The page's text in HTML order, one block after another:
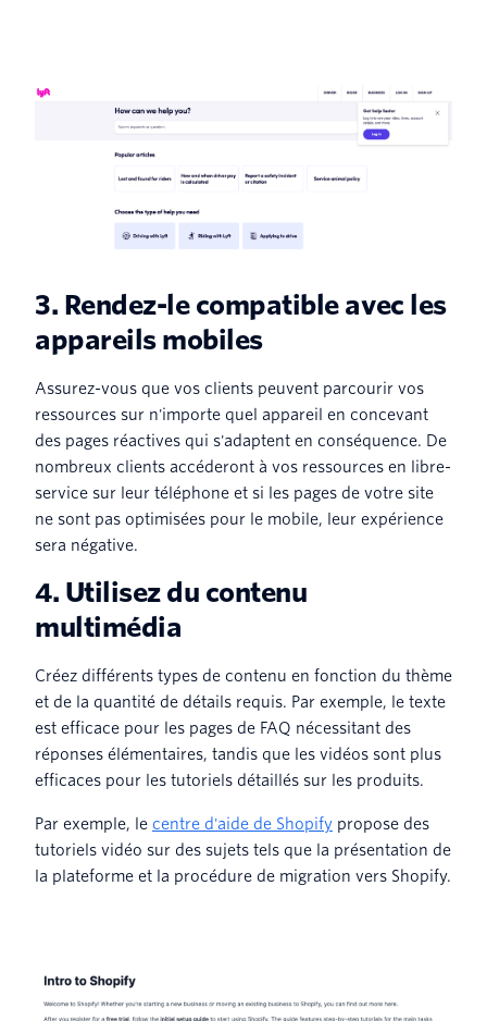
3. Rendez-le compatible avec les
appareils mobiles
Assurez-vous que vos clients peuvent parcourir vos
ressources sur n'importe quel appareil en concevant
des pages réactives qui s'adaptent en conséquence. De
nombreux clients accéderont à vos ressources en libre-
service sur leur téléphone et si les pages de votre site
ne sont pas optimisées pour le mobile, leur expérience
sera négative.
4. Utilisez du contenu
multimédia
Créez différents types de contenu en fonction du thème
et de la quantité de détails requis. Par exemple, le texte
est efficace pour les pages de FAQ nécessitant des
réponses élémentaires, tandis que les vidéos sont plus
efficaces pour les tutoriels détaillés sur les produits.
Par exemple, le centre d'aide de Shopify propose des
tutoriels vidéo sur des sujets tels que la présentation de
la plateforme et la procédure de migration vers Shopify.